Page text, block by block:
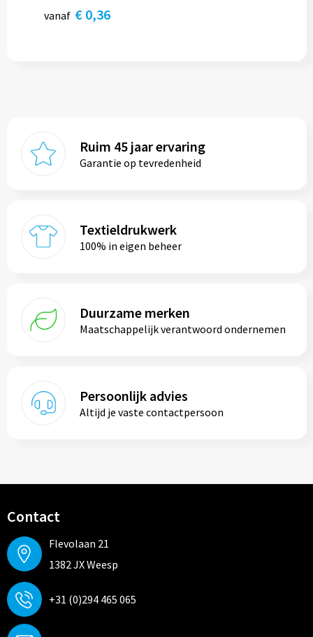
vanaf € 0,36
Ruim 45 jaar ervaring
Garantie op tevredenheid
Textieldrukwerk
100% in eigen beheer
Duurzame merken
Maatschappelijk verantwoord ondernemen
Persoonlijk advies
Altijd je vaste contactpersoon
Contact
Flevolaan 21
1382 JX Weesp
+31 (0)294 465 065